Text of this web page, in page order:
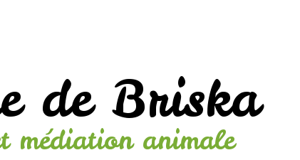
de Briska
médiation animale